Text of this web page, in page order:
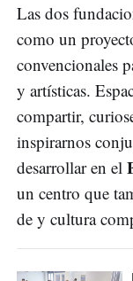
Las dos
como un
convencionales
y artísticas.
compartir,
inspirarnos
desarrollar en el
un centro que
de y cultura